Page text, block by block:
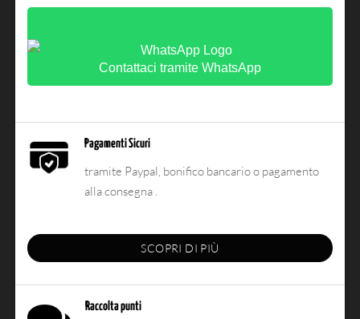
Contattaci tramite WhatsApp
Pagamenti Sicuri
tramite Paypal, bonifico bancario o pagamento
alla consegna .
SCOPRI DI PIÙ
Raccolta punti